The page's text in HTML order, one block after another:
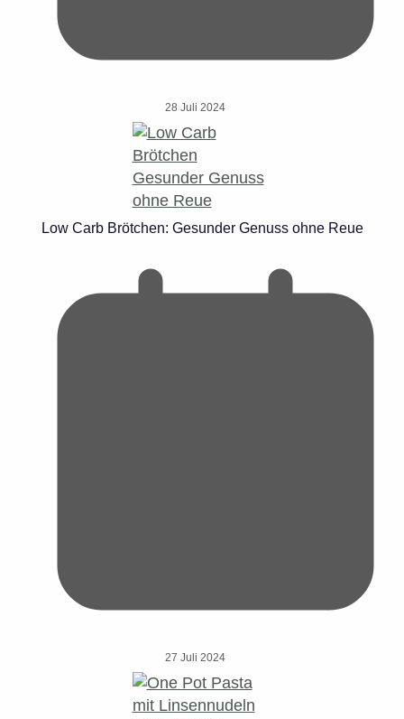
28 Juli 2024
Low Carb Brötchen: Gesunder Genuss ohne Reue
27 Juli 2024